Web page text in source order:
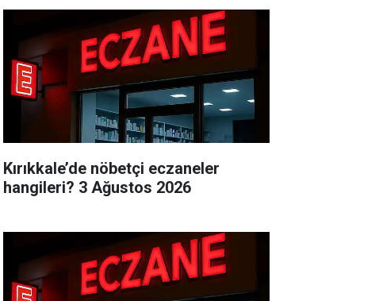
Kırıkkale’de nöbetçi eczaneler
hangileri? 3 Ağustos 2026